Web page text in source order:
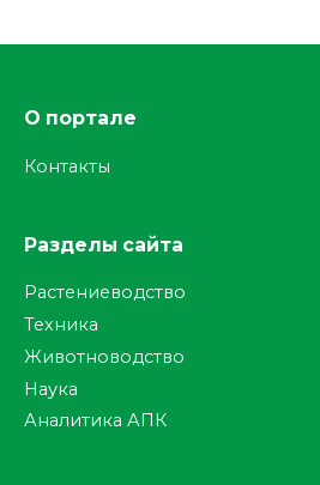
О портале
Контакты
Разделы сайта
Растениеводство
Техника
Животноводство
Наука
Аналитика АПК